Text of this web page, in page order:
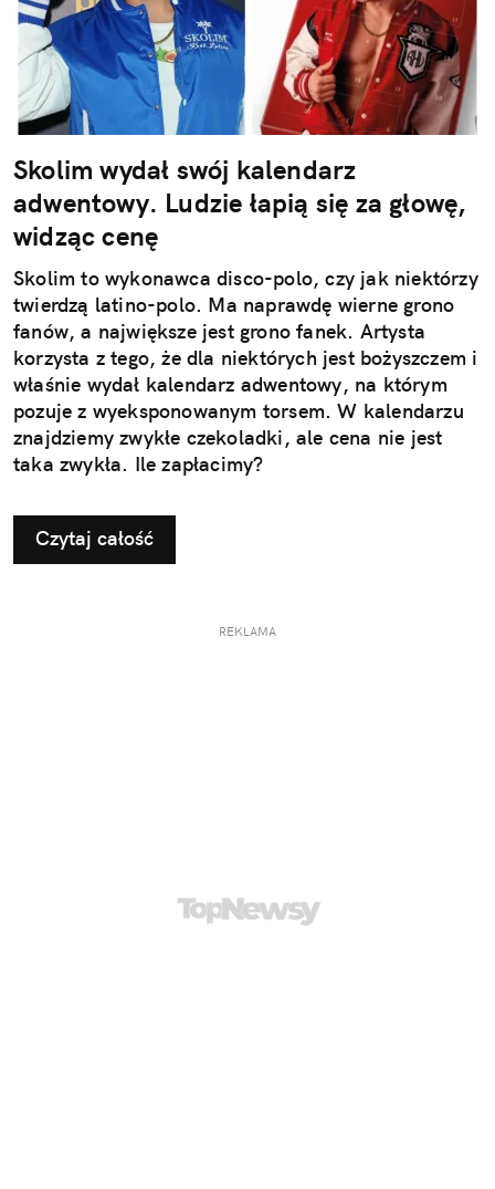
Skolim wydał swój kalendarz
adwentowy. Ludzie łapią się za głowę,
widząc cenę
Skolim to wykonawca disco-polo, czy jak niektórzy
twierdzą latino-polo. Ma naprawdę wierne grono
fanów, a największe jest grono fanek. Artysta
korzysta z tego, że dla niektórych jest bożyszczem i
właśnie wydał kalendarz adwentowy, na którym
pozuje z wyeksponowanym torsem. W kalendarzu
znajdziemy zwykłe czekoladki, ale cena nie jest
taka zwykła. Ile zapłacimy?
Czytaj całość
REKLAMA